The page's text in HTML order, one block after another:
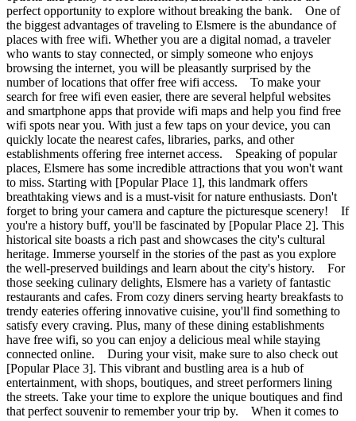
perfect opportunity to explore without breaking the bank. One of
the biggest advantages of traveling to Elsmere is the abundance of
places with free wifi. Whether you are a digital nomad, a traveler
who wants to stay connected, or simply someone who enjoys
browsing the internet, you will be pleasantly surprised by the
number of locations that offer free wifi access. To make your
search for free wifi even easier, there are several helpful websites
and smartphone apps that provide wifi maps and help you find free
wifi spots near you. With just a few taps on your device, you can
quickly locate the nearest cafes, libraries, parks, and other
establishments offering free internet access. Speaking of popular
places, Elsmere has some incredible attractions that you won't want
to miss. Starting with [Popular Place 1], this landmark offers
breathtaking views and is a must-visit for nature enthusiasts. Don't
forget to bring your camera and capture the picturesque scenery! If
you're a history buff, you'll be fascinated by [Popular Place 2]. This
historical site boasts a rich past and showcases the city's cultural
heritage. Immerse yourself in the stories of the past as you explore
the well-preserved buildings and learn about the city's history. For
those seeking culinary delights, Elsmere has a variety of fantastic
restaurants and cafes. From cozy diners serving hearty breakfasts to
trendy eateries offering innovative cuisine, you'll find something to
satisfy every craving. Plus, many of these dining establishments
have free wifi, so you can enjoy a delicious meal while staying
connected online. During your visit, make sure to also check out
[Popular Place 3]. This vibrant and bustling area is a hub of
entertainment, with shops, boutiques, and street performers lining
the streets. Take your time to explore the unique boutiques and find
that perfect souvenir to remember your trip by. When it comes to